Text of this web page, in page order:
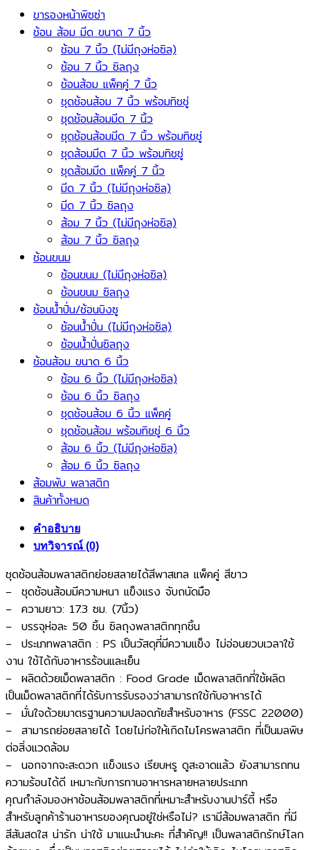
ขารองหน้าพิซซ่า
ช้อน ส้อม มีด ขนาด 7 นิ้ว
ช้อน 7 นิ้ว (ไม่มีถุงห่อซิล)
ช้อน 7 นิ้ว ซิลถุง
ช้อนส้อม แพ็คคู่ 7 นิ้ว
ชุดช้อนส้อม 7 นิ้ว พร้อมทิชชู่
ชุดช้อนส้อมมีด 7 นิ้ว
ชุดช้อนส้อมมีด 7 นิ้ว พร้อมทิชชู่
ชุดส้อมมีด 7 นิ้ว พร้อมทิชชู่
ชุดส้อมมีด แพ็คคู่ 7 นิ้ว
มีด 7 นิ้ว (ไม่มีถุงห่อซิล)
มีด 7 นิ้ว ซิลถุง
ส้อม 7 นิ้ว (ไม่มีถุงห่อซิล)
ส้อม 7 นิ้ว ซิลถุง
ช้อนขนม
ช้อนขนม (ไม่มีถุงห่อซิล)
ช้อนขนม ซิลถุง
ช้อนน้ำปั่น/ช้อนบิงซู
ช้อนน้ำปั่น (ไม่มีถุงห่อซิล)
ช้อนน้ำปั่นซิลถุง
ช้อนส้อม ขนาด 6 นิ้ว
ช้อน 6 นิ้ว (ไม่มีถุงห่อซิล)
ช้อน 6 นิ้ว ซิลถุง
ชุดช้อนส้อม 6 นิ้ว แพ็คคู่
ชุดช้อนส้อม พร้อมทิชชู่ 6 นิ้ว
ส้อม 6 นิ้ว (ไม่มีถุงห่อซิล)
ส้อม 6 นิ้ว ซิลถุง
ส้อมพับ พลาสติก
สินค้าทั้งหมด
คำอธิบาย
บทวิจารณ์ (0)
ชุดช้อนส้อมพลาสติกย่อยสลายได้สีพาสเทล แพ็คคู่ สีขาว
– ชุดช้อนส้อมมีความหนา แข็งแรง จับถนัดมือ
– ความยาว: 17.3 ซม. (7นิ้ว)
– บรรจุห่อละ 50 ชิ้น ซิลถุงพลาสติกทุกชิ้น
– ประเภทพลาสติก : PS เป็นวัสดุที่มีความแข็ง ไม่อ่อนยวบเวลาใช้
งาน ใช้ได้กับอาหารร้อนและเย็น
– ผลิตด้วยเม็ดพลาสติก : Food Grade เม็ดพลาสติกที่ใช้ผลิต
เป็นเม็ดพลาสติกที่ได้รับการรับรองว่าสามารถใช้กับอาหารได้
– มั่นใจด้วยมาตรฐานความปลอดภัยสำหรับอาหาร (FSSC 22000)
– สามารถย่อยสลายได้ โดยไม่ก่อให้เกิดไมโครพลาสติก ที่เป็นมลพิษ
ต่อสิ่งแวดล้อม
– นอกจากจะสะดวก แข็งแรง เรียบหรู ดูสะอาดแล้ว ยังสามารถทน
ความร้อนได้ดี เหมาะกับการทานอาหารหลายหลายประเภท
คุณกำลังมองหาช้อนส้อมพลาสติกที่เหมาะสำหรับงานปาร์ตี้ หรือ
สำหรับลูกค้าร้านอาหารของคุณอยู่ใช่หรือไม่? เรามีส้อมพลาสติก ที่มี
สีสันสดใส น่ารัก น่าใช้ มาแนะนำนะคะ ที่สำคัญ!! เป็นพลาสติกรักษ์โลก